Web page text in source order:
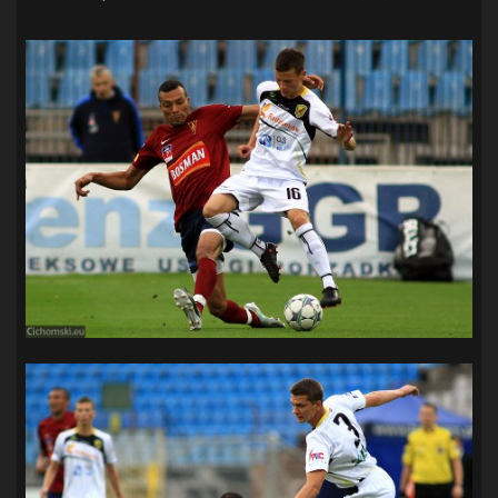
SPARING(110) SPR POGOŃ SZCZECIN(72)
SPÓJNIA STARGARD(35) STOCZNIA SZCZECIN(40)
SUPERLIGA KOBIET(58) SUPERLIGA MĘŻCZYZN (92)
TAURON LIGA KOBIET(106) TENIS(26) TREFL SOPOT(26)
WYGRANA(43) ZAGŁĘBIE LUBIN (36) ŚLĄSK WROCŁAW(29)
ŚWIT SKOLWIN (111)
STAT4U